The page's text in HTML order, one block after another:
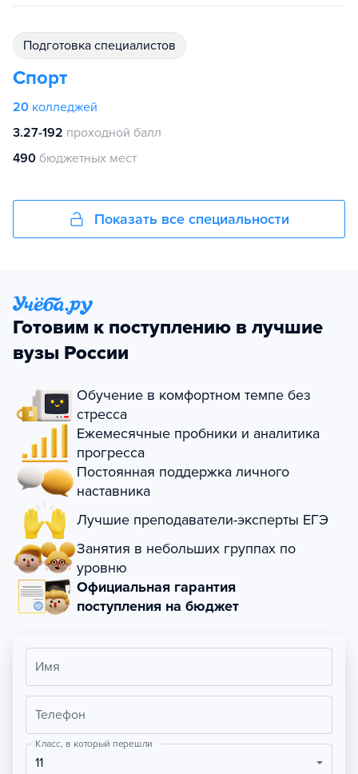
подготовка специалистов
Спорт
20 колледжей
3.27-192 проходной балл
490 бюджетных мест
Показать все специальности
Готовим к поступлению в лучшие
вузы России
Обучение в комфортном темпе без
стресса
Ежемесячные пробники и аналитика
прогресса
Постоянная поддержка личного
наставника
Лучшие преподаватели-эксперты ЕГЭ
Занятия в небольших группах по
уровню
Официальная гарантия
поступления на бюджет
Имя
Телефон
Класс, в который перешли
11